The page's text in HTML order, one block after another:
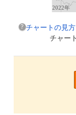
2022年
チャートの見方
チャー